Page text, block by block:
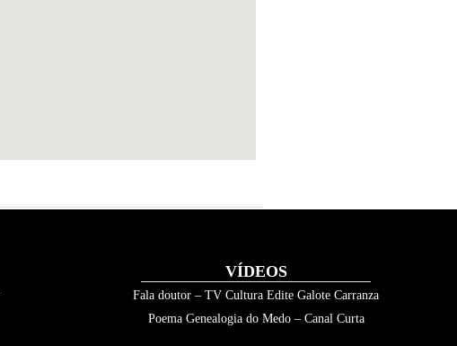
VÍDEOS
Fala doutor – TV Cultura Edite Galote Carranza
Poema Genealogia do Medo – Canal Curta